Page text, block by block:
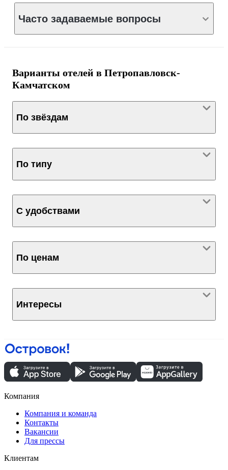
Часто задаваемые вопросы
Варианты отелей в Петропавловск-
Камчатском
По звёздам
По типу
С удобствами
По ценам
Интересы
Компания
Компания и команда
Контакты
Вакансии
Для прессы
Клиентам